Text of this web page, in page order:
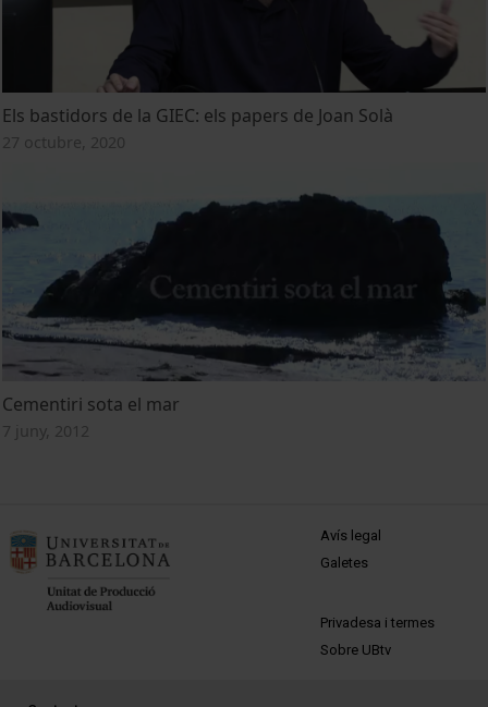
Els bastidors de la GIEC: els papers de Joan Solà
27 octubre, 2020
Cementiri sota el mar
7 juny, 2012
MENÚ PEU 1
Avís legal
Galetes
PEU 2
Privadesa i termes
Sobre UBtv